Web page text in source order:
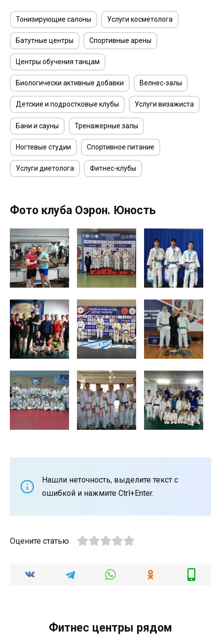
Тонизирующие салоны Услуги косметолога
Батутные центры Спортивные арены
Центры обучения танцам
Биологически активные добавки Велнес-залы
Детские и подростковые клубы Услуги визажиста
Бани и сауны Тренажерные залы
Ногтевые студии Спортивное питание
Услуги диетолога Фитнес-клубы
Фото клуба Оэрон. Юность
Нашли неточность, выделите текст с
ошибкой и нажмите Ctrl+Enter.
Оцените статью
Фитнес центры рядом